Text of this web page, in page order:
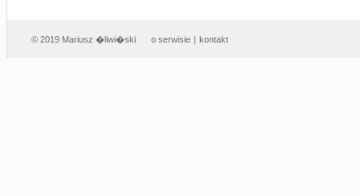
© 2019 Mariusz �liwi�ski o serwisie | kontakt